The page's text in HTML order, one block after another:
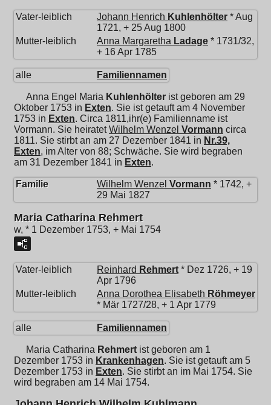
Vater-leiblich Johann Henrich Kuhlenhölter * Aug
1721, + 25 Aug 1800
Mutter-leiblich
Anna Margaretha Ladage * 1731/32,
+ 16 Apr 1785
alle Familiennamen
Anna Engel Maria Kuhlenhölter ist geboren am 29
Oktober 1753 in Exten. Sie ist getauft am 4 November
1753 in Exten. Circa 1811,ihr(e) Familienname ist
Vormann. Sie heiratetWilhelm Wenzel Vormann circa
1811. Sie stirbt an am 27 Dezember 1841 in Nr.39,
Exten, im Alter von 88; Schwäche. Sie wird begraben
am 31 Dezember 1841 in Exten.
Familie Wilhelm Wenzel Vormann * 1742, +
29 Mai 1827
Maria Catharina Rehmert
w, * 1 Dezember 1753, + Mai 1754
Vater-leiblich Reinhard Rehmert * Dez 1726, + 19
Apr 1796
Mutter-leiblich
Anna Dorothea Elisabeth Röhmeyer
* Mär 1727/28, + 1 Apr 1779
alle Familiennamen
Maria Catharina Rehmert ist geboren am 1
Dezember 1753 in Krankenhagen. Sie ist getauft am 5
Dezember 1753 in Exten. Sie stirbt an im Mai 1754. Sie
wird begraben am 14 Mai 1754.